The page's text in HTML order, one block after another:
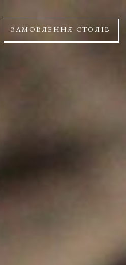
ЗАМОВЛЕННЯ СТОЛІВ